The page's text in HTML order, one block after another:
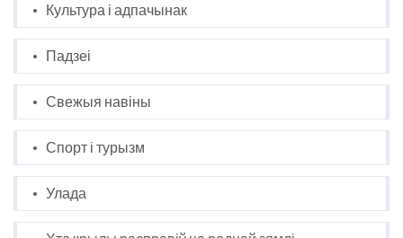
Культура і адпачынак
Падзеі
Свежыя навіны
Спорт і турызм
Улада